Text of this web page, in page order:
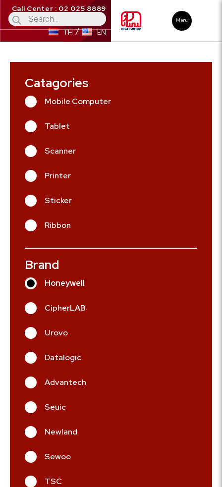
Call Center : 02 025 8889
TH EN
Menu
Catagories
Mobile Computer
Tablet
Scanner
Printer
Sticker
Ribbon
Brand
Honeywell
CipherLAB
Urovo
Datalogic
Advantech
Seuic
Newland
Sewoo
TSC